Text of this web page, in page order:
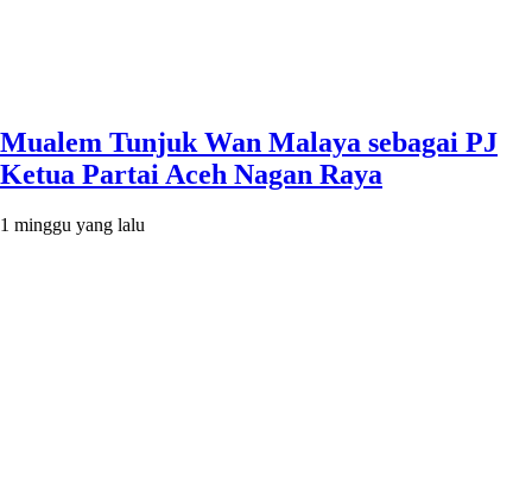
Mualem Tunjuk Wan Malaya sebagai PJ
Ketua Partai Aceh Nagan Raya
1 minggu yang lalu